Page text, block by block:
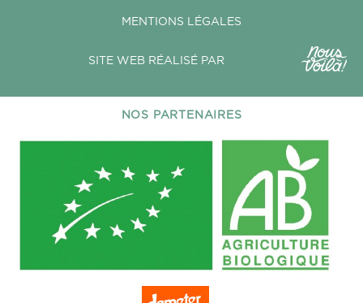
MENTIONS LÉGALES
SITE WEB RÉALISÉ PAR
NOS PARTENAIRES